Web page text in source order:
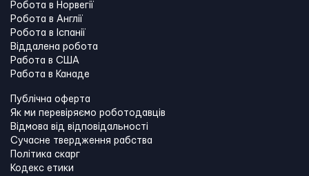
Робота в Норвегії
Робота в Англії
Робота в Іспанії
Віддалена робота
Работа в США
Работа в Канадe
Публічна оферта
Як ми перевіряємо роботодавців
Відмова від відповідальності
Сучасне твердження рабства
Політика скарг
Кодекс етики